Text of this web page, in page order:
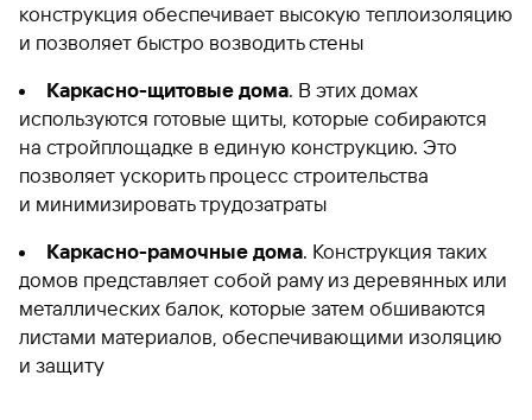
конструкция обеспечивает высокую теплоизоляцию
и позволяет быстро возводить стены
Каркасно-щитовые дома. В этих домах
используются готовые щиты, которые собираются
на стройплощадке в единую конструкцию. Это
позволяет ускорить процесс строительства
и минимизировать трудозатраты
Каркасно-рамочные дома. Конструкция таких
домов представляет собой раму из деревянных или
металлических балок, которые затем обшиваются
листами материалов, обеспечивающими изоляцию
и защиту